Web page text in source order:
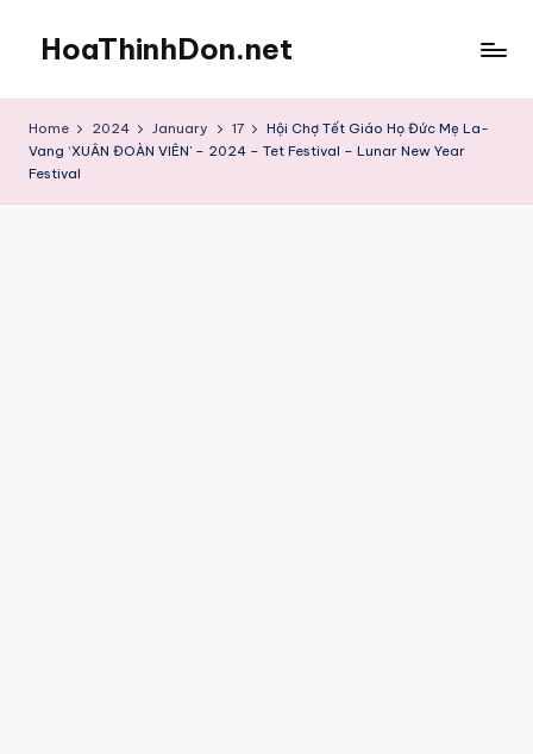
content
HoaThinhDon.net
in
Washington
Home 2024 January 17
Hội Chợ Tết Giáo Họ Đức Mẹ La-
Vang ‘XUÂN ĐOÀN VIÊN’ – 2024 – Tet Festival – Lunar New Year
Festival